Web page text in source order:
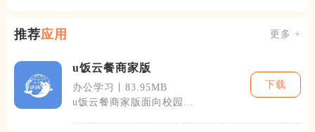
推荐应用 更多 +
u饭云餐商家版
办公学习丨83.95MB
u饭云餐商家版面向校园与
下载